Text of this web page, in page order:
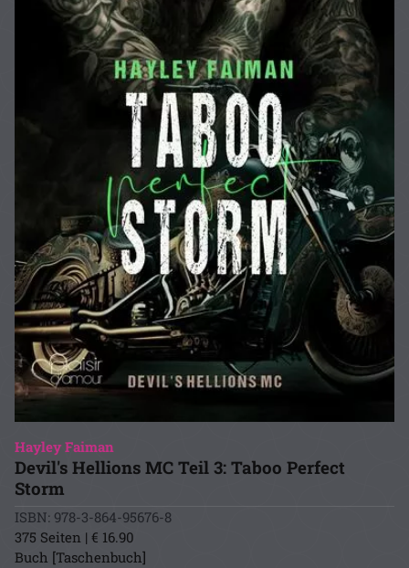
Hayley Faiman
Devil's Hellions MC Teil 3: Taboo Perfect
Storm
ISBN: 978-3-864-95676-8
375 Seiten | € 16.90
Buch [Taschenbuch]